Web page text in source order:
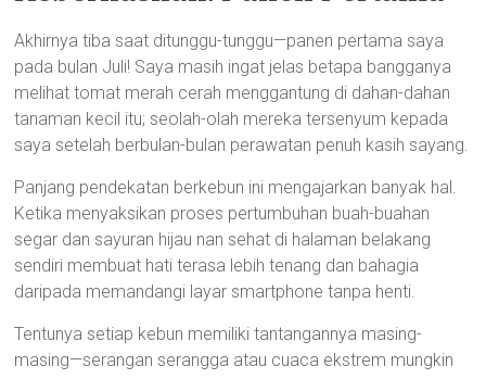
Akhirnya tiba saat ditunggu-tunggu—panen pertama saya
pada bulan Juli! Saya masih ingat jelas betapa bangganya
melihat tomat merah cerah menggantung di dahan-dahan
tanaman kecil itu; seolah-olah mereka tersenyum kepada
saya setelah berbulan-bulan perawatan penuh kasih sayang.
Panjang pendekatan berkebun ini mengajarkan banyak hal.
Ketika menyaksikan proses pertumbuhan buah-buahan
segar dan sayuran hijau nan sehat di halaman belakang
sendiri membuat hati terasa lebih tenang dan bahagia
daripada memandangi layar smartphone tanpa henti.
Tentunya setiap kebun memiliki tantangannya masing-
masing—serangan serangga atau cuaca ekstrem mungkin